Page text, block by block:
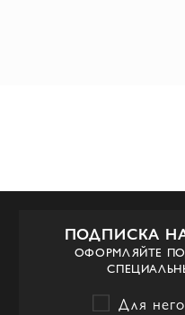
ПОДПИСКА
ОФОРМЛЯЙТЕ
Для него